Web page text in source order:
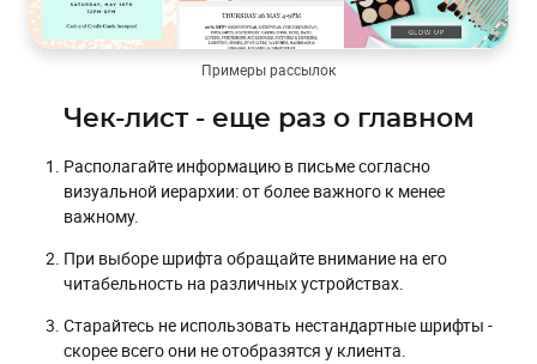
Примеры рассылок
Чек-лист - еще раз о главном
Располагайте информацию в письме согласно
визуальной иерархии: от более важного к менее
важному.
При выборе шрифта обращайте внимание на его
читабельность на различных устройствах.
Старайтесь не использовать нестандартные шрифты -
скорее всего они не отобразятся у клиента.